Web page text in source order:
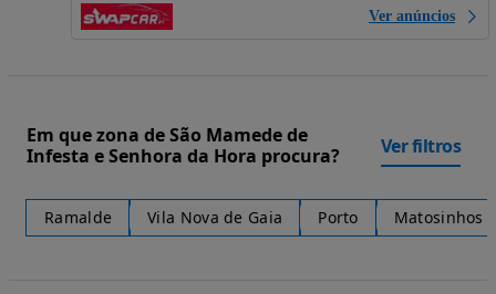
Ver anúncios
Em que zona de São Mamede de
Infesta e Senhora da Hora procura?
Ver filtros
Ramalde Vila Nova de Gaia Porto Matosinhos